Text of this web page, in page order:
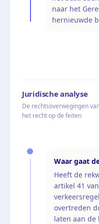
naar het
hernieuwde
Juridische analyse
De rechtsoverwegingen
het recht op de feiten
Waar gaat
Heeft de
artikel 41
overtreden
laten aan